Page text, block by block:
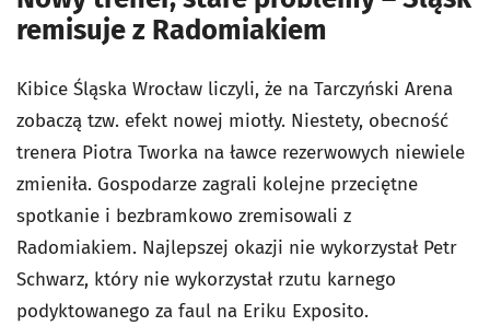
remisuje z Radomiakiem
Kibice Śląska Wrocław liczyli, że na Tarczyński Arena
zobaczą tzw. efekt nowej miotły. Niestety, obecność
trenera Piotra Tworka na ławce rezerwowych niewiele
zmieniła. Gospodarze zagrali kolejne przeciętne
spotkanie i bezbramkowo zremisowali z
Radomiakiem. Najlepszej okazji nie wykorzystał Petr
Schwarz, który nie wykorzystał rzutu karnego
podyktowanego za faul na Eriku Exposito.